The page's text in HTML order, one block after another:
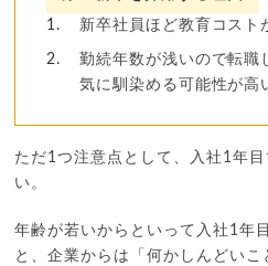
新卒社員ほど教育コスト
勤続年数が浅いので転職
気に馴染める可能性が高
ただ1つ注意点として、入社1年
い。
年齢が若いからといって入社1年
と、企業からは「何かしんどい